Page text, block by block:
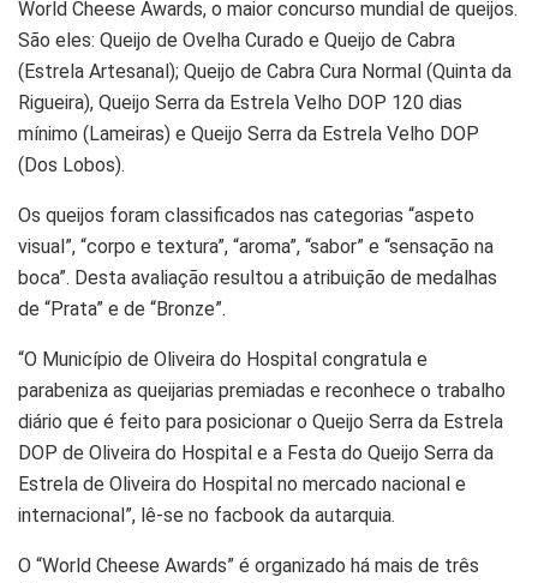
World Cheese Awards, o maior concurso mundial de queijos.
São eles: Queijo de Ovelha Curado e Queijo de Cabra
(Estrela Artesanal); Queijo de Cabra Cura Normal (Quinta da
Rigueira), Queijo Serra da Estrela Velho DOP 120 dias
mínimo (Lameiras) e Queijo Serra da Estrela Velho DOP
(Dos Lobos).
Os queijos foram classificados nas categorias “aspeto
visual”, “corpo e textura”, “aroma”, “sabor” e “sensação na
boca”. Desta avaliação resultou a atribuição de medalhas
de “Prata” e de “Bronze”.
“O Município de Oliveira do Hospital congratula e
parabeniza as queijarias premiadas e reconhece o trabalho
diário que é feito para posicionar o Queijo Serra da Estrela
DOP de Oliveira do Hospital e a Festa do Queijo Serra da
Estrela de Oliveira do Hospital no mercado nacional e
internacional”, lê-se no facbook da autarquia.
O “World Cheese Awards” é organizado há mais de três